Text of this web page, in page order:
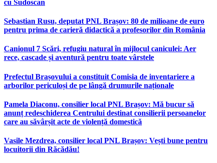
cu Sudoscan
Sebastian Rusu, deputat PNL Brașov: 80 de milioane de euro
pentru prima de carieră didactică a profesorilor din România
Canionul 7 Scări, refugiu natural în mijlocul caniculei: Aer
rece, cascade și aventură pentru toate vârstele
Prefectul Brașovului a constituit Comisia de inventariere a
arborilor periculoși de pe lângă drumurile naționale
Pamela Diaconu, consilier local PNL Brașov: Mă bucur să
anunț redeschiderea Centrului destinat consilierii persoanelor
care au săvârșit acte de violență domestică
Vasile Mezdrea, consilier local PNL Brașov: Vești bune pentru
locuitorii din Răcădău!